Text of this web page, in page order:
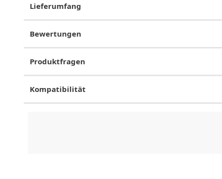
Lieferumfang
Bewertungen
Produktfragen
Kompatibilität